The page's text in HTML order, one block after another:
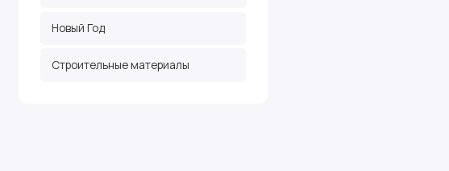
Новый Год
Строительные материалы